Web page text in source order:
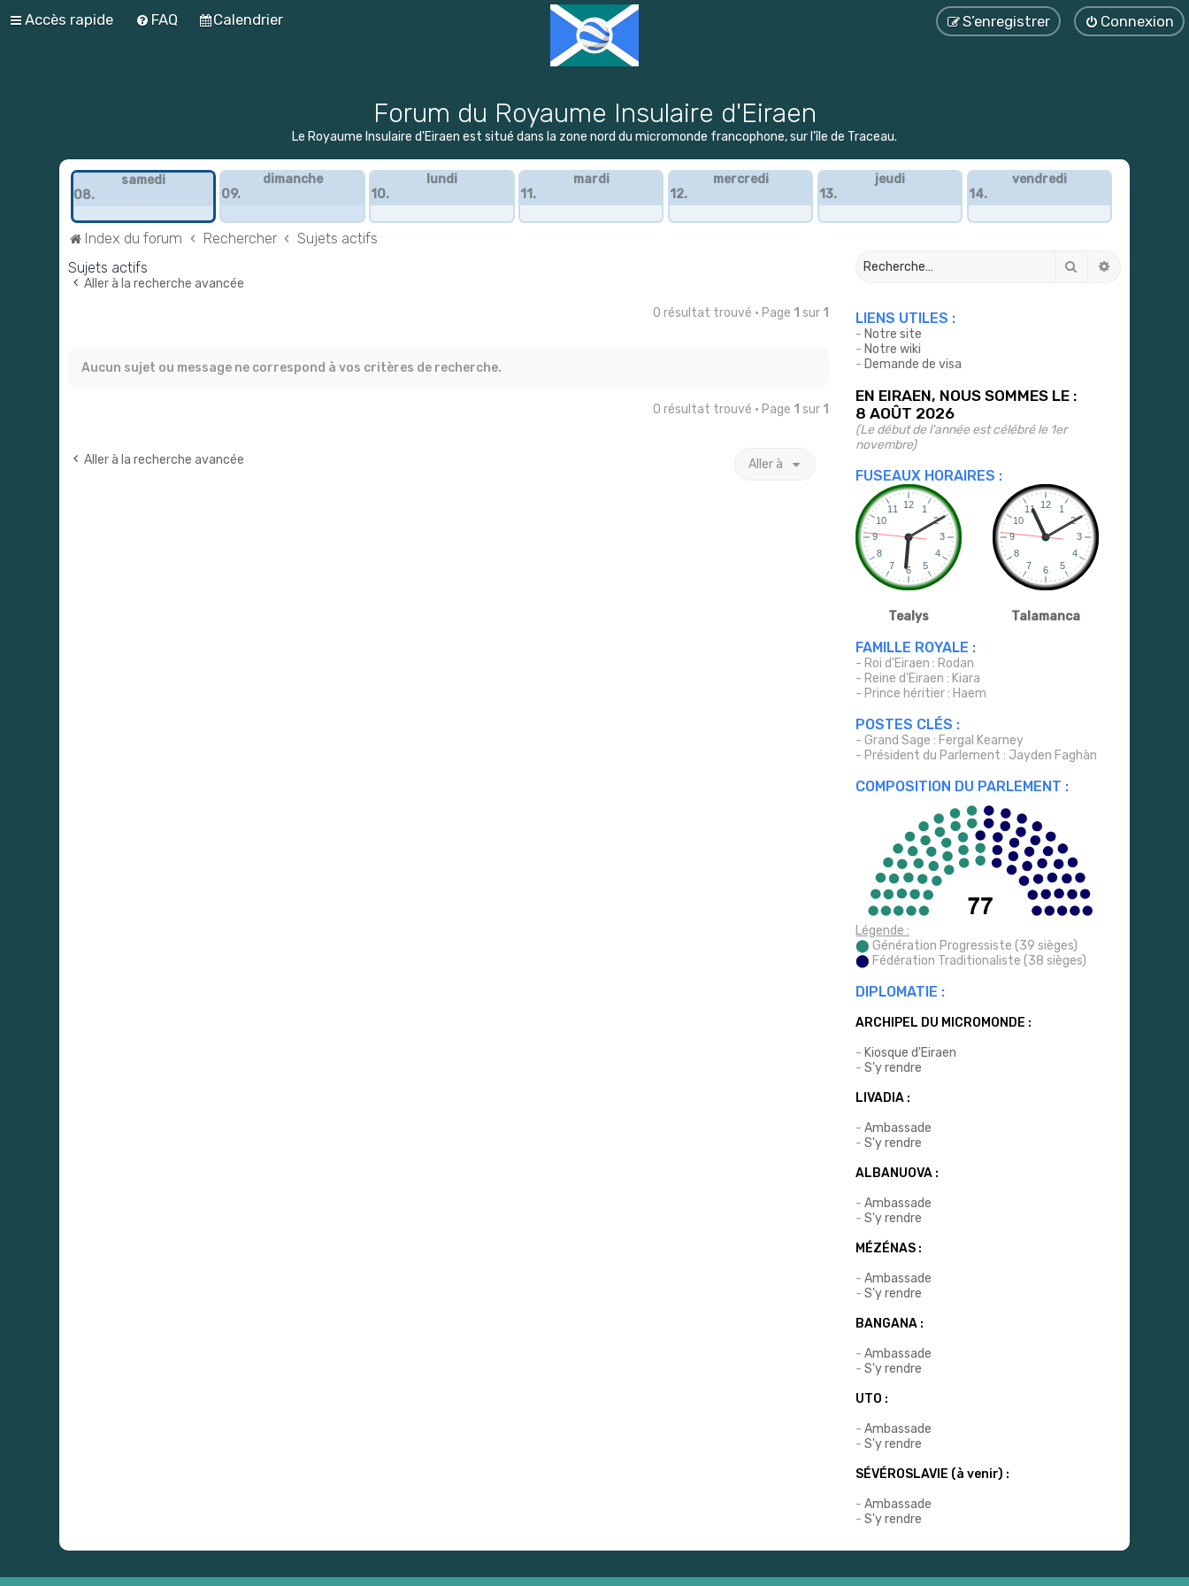
Accès rapide FAQ Calendrier Connexion
S’enregistrer
Forum du Royaume Insulaire d'Eiraen
Le Royaume Insulaire d'Eiraen est situé dans la zone nord du micromonde francophone, sur l'île de Traceau.
samedi
08.
dimanche
09.
lundi
10.
mardi
11.
mercredi
12.
jeudi
13.
vendredi
14.
Index du forum Rechercher Sujets actifs
Sujets actifs
Aller à la recherche avancée
0 résultat trouvé • Page 1 sur 1
Aucun sujet ou message ne correspond à vos critères de recherche.
0 résultat trouvé • Page 1 sur 1
Aller à la recherche avancée Aller à
Rechercher
LIENS UTILES :
- Notre site
- Notre wiki
- Demande de visa
EN EIRAEN, NOUS SOMMES LE :
8 AOÛT 2026
(Le début de l'année est célébré le 1er
novembre)
FUSEAUX HORAIRES :
Tealys Talamanca
FAMILLE ROYALE :
- Roi d'Eiraen : Rodan
- Reine d'Eiraen : Kiara
- Prince héritier : Haem
POSTES CLÉS :
- Grand Sage : Fergal Kearney
- Président du Parlement : Jayden Faghàn
COMPOSITION DU PARLEMENT :
Légende :
⬤ Génération Progressiste (39 sièges)
⬤ Fédération Traditionaliste (38 sièges)
DIPLOMATIE :
ARCHIPEL DU MICROMONDE :
- Kiosque d'Eiraen
- S'y rendre
LIVADIA :
- Ambassade
- S'y rendre
ALBANUOVA :
- Ambassade
- S'y rendre
MÉZÉNAS :
- Ambassade
- S'y rendre
BANGANA :
- Ambassade
- S'y rendre
UTO :
- Ambassade
- S'y rendre
SÉVÉROSLAVIE (à venir) :
- Ambassade
- S'y rendre